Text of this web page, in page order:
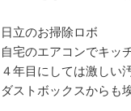
日立のお掃除ロボ
自宅のエアコンでキッ
４年目にしては激しい汚
ダストボックスからも